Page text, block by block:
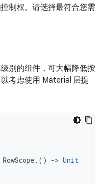
制权。请选择最符合您需
别的组件，可大幅降低按
考虑使用 Material 层提
RowScope.() -> Unit